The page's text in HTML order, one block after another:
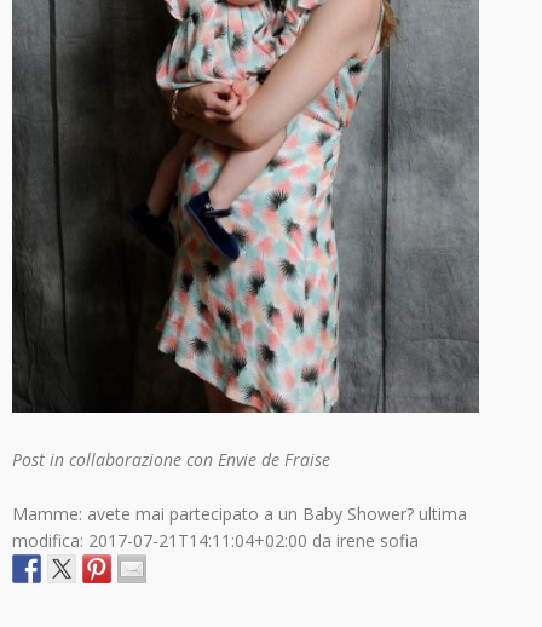
Post in collaborazione con Envie de Fraise
Mamme: avete mai partecipato a un Baby Shower? ultima
modifica: 2017-07-21T14:11:04+02:00 da irene sofia